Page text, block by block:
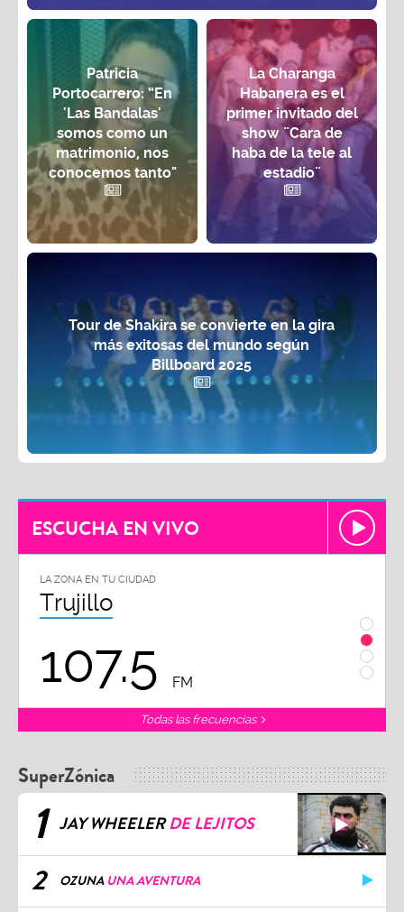
Patricia
Portocarrero: “En
'Las Bandalas'
somos como un
matrimonio, nos
conocemos tanto"
La Charanga
Habanera es el
primer invitado del
show ¨Cara de
haba de la tele al
estadio¨
Tour de Shakira se convierte en la gira
más exitosas del mundo según
Billboard 2025
ESCUCHA EN VIVO
LA ZONA EN TU CIUDAD
Chiclayo
102.3
Todas las frecuencias
SuperZónica
1 JAY WHEELERDE LEJITOS
2 OZUNA UNA AVENTURA